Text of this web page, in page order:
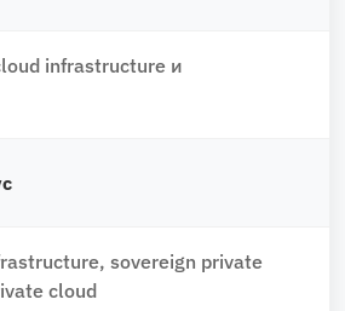
infrastructure и
sovereign private
cloud